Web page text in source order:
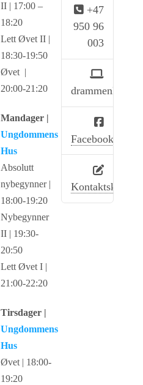
II | 17:00 –
18:20
Lett Øvet II |
18:30-19:50
Øvet |
20:00-21:20
Mandager |
Ungdommens
Hus
Absolutt
nybegynner |
18:00-19:20
Nybegynner
II | 19:30-
20:50
Lett Øvet I |
21:00-22:20
Tirsdager |
Ungdommens
Hus
Øvet | 18:00-
19:20
+47
950 96
003
Facebook
Kontaktskjema